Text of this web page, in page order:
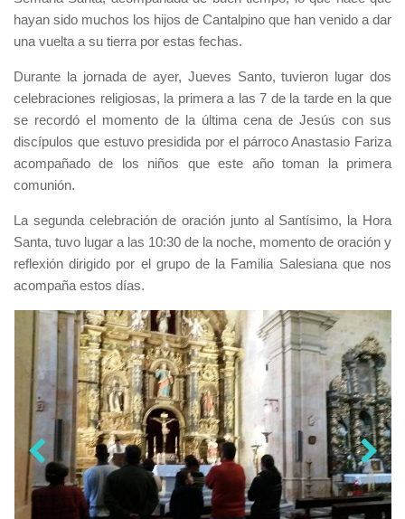
hayan sido muchos los hijos de Cantalpino que han venido a dar
una vuelta a su tierra por estas fechas.
Durante la jornada de ayer, Jueves Santo, tuvieron lugar dos
celebraciones religiosas, la primera a las 7 de la tarde en la que
se recordó el momento de la última cena de Jesús con sus
discípulos que estuvo presidida por el párroco Anastasio Fariza
acompañado de los niños que este año toman la primera
comunión.
La segunda celebración de oración junto al Santísimo, la Hora
Santa, tuvo lugar a las 10:30 de la noche, momento de oración y
reflexión dirigido por el grupo de la Familia Salesiana que nos
acompaña estos días.